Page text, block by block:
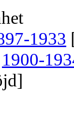
1933
1900-